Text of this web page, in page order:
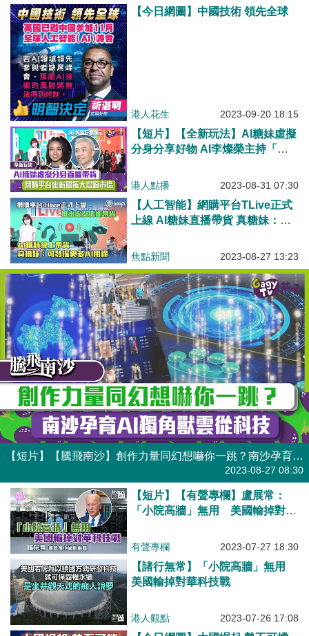
【今日網圖】中國技術 領先全球
港人花生 2023-09-20 18:15
【短片】【全新玩法】AI糖妹虛擬
分身分享好物 AI李燦榮​主持「晚
區市場
港人點播 2023-08-31 07:30
【人工智能】網購平台TLive正式
上線 AI糖妹直播帶貨 真糖妹：可
焦點新聞 2023-08-27 13:23
【短片】【騰飛南沙】創作力量同幻想嚇你一跳？南沙孕育AI獨角獸雲從科技
2023-08-27 08:30
【短片】【有聲專欄】盧展常：
「小院高牆」無用 美國輸掉對華
有聲專欄 2023-07-27 18:30
【諸行無常】「小院高牆」無用
美國輸掉對華科技戰
港人觀點 2023-07-26 17:08